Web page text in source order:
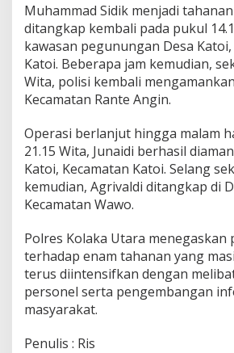
Muhammad Sidik menjadi
ditangkap kembali pada pukul
kawasan pegunungan Desa Katoi,
Katoi. Beberapa jam kemudian,
Wita, polisi kembali
Kecamatan Rante Angin.
Operasi berlanjut hingga malam
21.15 Wita, Junaidi berhasil
Katoi, Kecamatan Katoi. Selang
kemudian, Agrivaldi ditangkap di
Kecamatan Wawo.
Polres Kolaka Utara menegaskan
terhadap enam tahanan yang
terus diintensifkan dengan
personel serta pengembangan
masyarakat.
Penulis : Ris